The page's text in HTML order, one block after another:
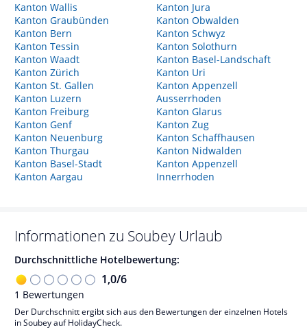
Kanton Wallis
Kanton Graubünden
Kanton Bern
Kanton Tessin
Kanton Waadt
Kanton Zürich
Kanton St. Gallen
Kanton Luzern
Kanton Freiburg
Kanton Genf
Kanton Neuenburg
Kanton Thurgau
Kanton Basel-Stadt
Kanton Aargau
Kanton Jura
Kanton Obwalden
Kanton Schwyz
Kanton Solothurn
Kanton Basel-Landschaft
Kanton Uri
Kanton Appenzell
Ausserrhoden
Kanton Glarus
Kanton Zug
Kanton Schaffhausen
Kanton Nidwalden
Kanton Appenzell
Innerrhoden
Informationen zu Soubey Urlaub
Durchschnittliche Hotelbewertung:
1,0/6
1 Bewertungen
Der Durchschnitt ergibt sich aus den Bewertungen der einzelnen Hotels
in Soubey auf HolidayCheck.